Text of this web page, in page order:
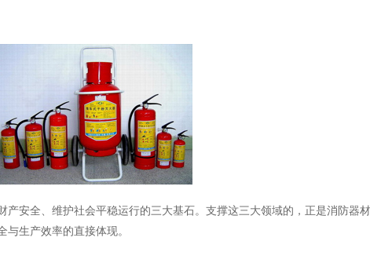
安全、维护社会平稳运行的三大基石。支撑这三大领域的，正是消防器
生产效率的直接体现。